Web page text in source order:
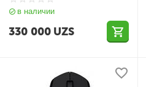
в наличии
330 000 UZS